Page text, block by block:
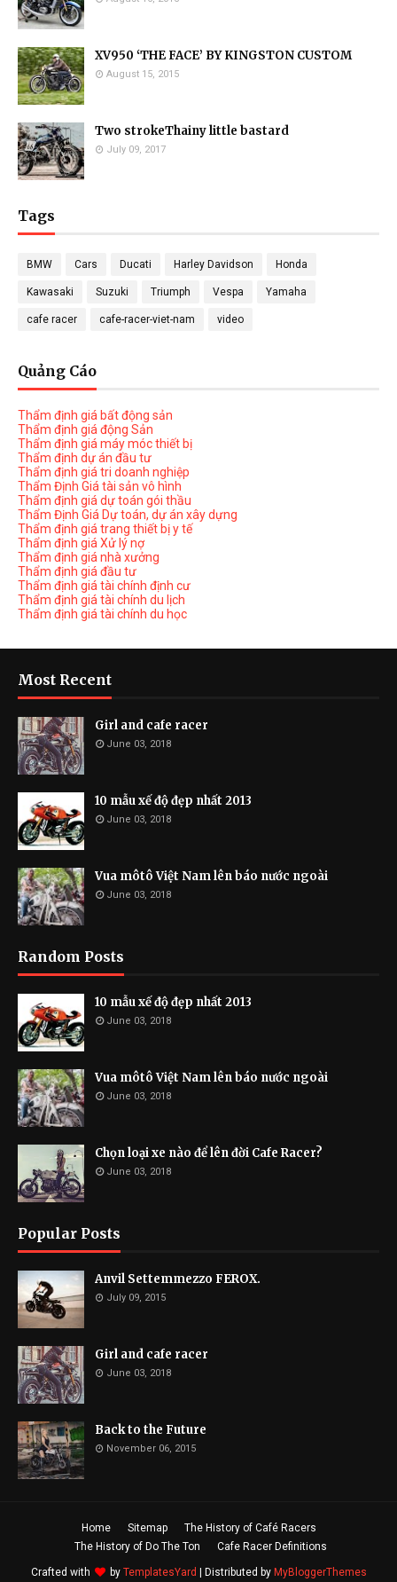
XV950 ‘THE FACE’ BY KINGSTON CUSTOM
August 15, 2015
Two strokeThainy little bastard
July 09, 2017
Tags
BMW Cars Ducati Harley Davidson Honda
Kawasaki Suzuki Triumph Vespa Yamaha
cafe racer cafe-racer-viet-nam video
Quảng Cáo
Thẩm định giá bất động sản
Thẩm định giá động Sản
Thẩm định giá máy móc thiết bị
Thẩm định dự án đầu tư
Thẩm định giá tri doanh nghiệp
Thẩm Định Giá tài sản vô hình
Thẩm định giá dự toán gói thầu
Thẩm Định Giá Dự toán, dự án xây dựng
Thẩm định giá trang thiết bị y tế
Thẩm định giá Xử lý nợ
Thẩm định giá nhà xưởng
Thẩm định giá đầu tư
Thẩm định giá tài chính định cư
Thẩm định giá tài chính du lịch
Thẩm định giá tài chính du học
Most Recent
Girl and cafe racer
June 03, 2018
10 mẫu xế độ đẹp nhất 2013
June 03, 2018
Vua môtô Việt Nam lên báo nước ngoài
June 03, 2018
Random Posts
10 mẫu xế độ đẹp nhất 2013
June 03, 2018
Vua môtô Việt Nam lên báo nước ngoài
June 03, 2018
Chọn loại xe nào để lên đời Cafe Racer?
June 03, 2018
Popular Posts
Anvil Settemmezzo FEROX.
July 09, 2015
Girl and cafe racer
June 03, 2018
Back to the Future
November 06, 2015
Home Sitemap
The History of Café Racers
The History of Do The Ton
Cafe Racer Definitions
Crafted with by TemplatesYard | Distributed by MyBloggerThemes